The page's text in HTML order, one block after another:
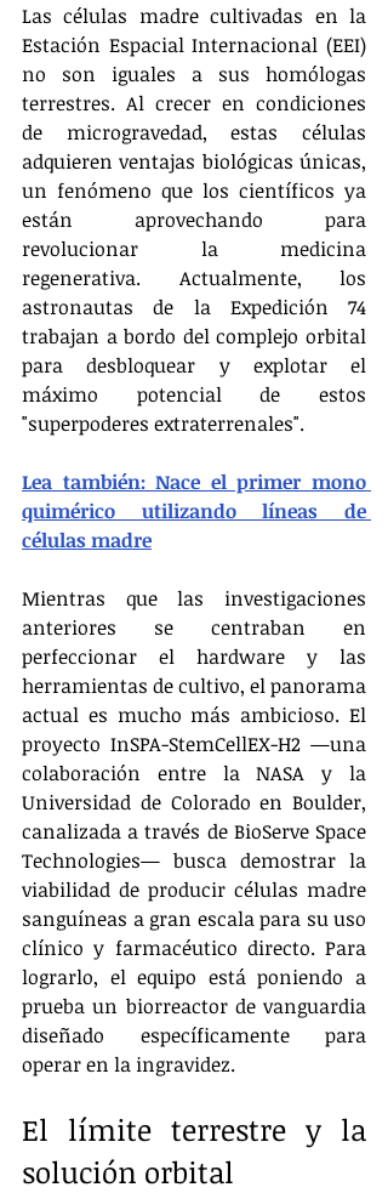
Las células madre cultivadas en la
Estación Espacial Internacional (EEI)
no son iguales a sus homólogas
terrestres. Al crecer en condiciones
de microgravedad, estas células
adquieren ventajas biológicas únicas,
un fenómeno que los científicos ya
están aprovechando para
revolucionar la medicina
regenerativa. Actualmente, los
astronautas de la Expedición 74
trabajan a bordo del complejo orbital
para desbloquear y explotar el
máximo potencial de estos
"superpoderes extraterrenales".
Lea también: Nace el primer mono
quimérico utilizando líneas de
células madre
Mientras que las investigaciones
anteriores se centraban en
perfeccionar el hardware y las
herramientas de cultivo, el panorama
actual es mucho más ambicioso. El
proyecto InSPA-StemCellEX-H2 —una
colaboración entre la NASA y la
Universidad de Colorado en Boulder,
canalizada a través de BioServe Space
Technologies— busca demostrar la
viabilidad de producir células madre
sanguíneas a gran escala para su uso
clínico y farmacéutico directo. Para
lograrlo, el equipo está poniendo a
prueba un biorreactor de vanguardia
diseñado específicamente para
operar en la ingravidez.
El límite terrestre y la
solución orbital